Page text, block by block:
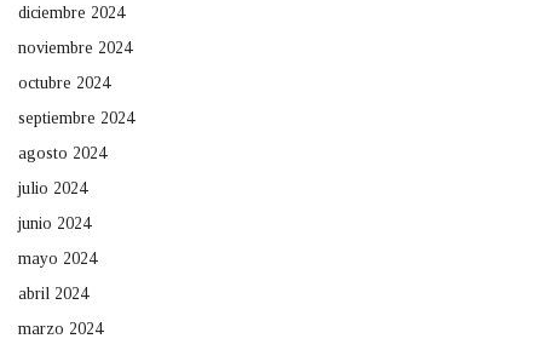
diciembre 2024
noviembre 2024
octubre 2024
septiembre 2024
agosto 2024
julio 2024
junio 2024
mayo 2024
abril 2024
marzo 2024